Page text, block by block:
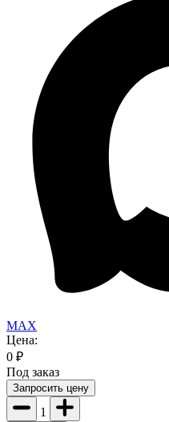
MAX
Цена:
0 ₽
Под заказ
Запросить цену
1